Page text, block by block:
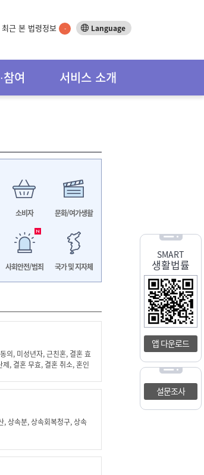
최근 본 법령정보 - Language
참여 서비스 소개
SMART
생활법률
앱 다운로드
설문조사
소비자 문화/여가생활
사회안전/범죄 국가 및 지자체
의, 미성년자, 근친혼, 결혼 효
, 결혼 무효, 결혼 취소, 혼인
원, 공공예식장, 무료예식장,
혼축하금, 결혼보조금, 신혼
임대, 전세, 월세, 기금e든든,
전입신고, 확정일자, 부부공
, 상속분, 상속회복청구, 상속